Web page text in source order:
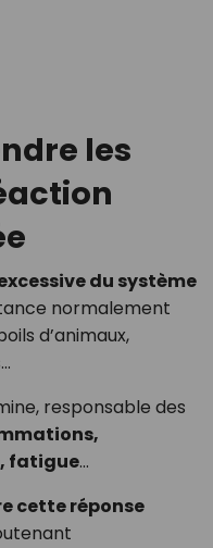
les
du système
normalement
d’animaux,
responsable des
fatigue...
cette réponse